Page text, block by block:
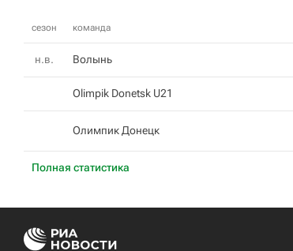
сезон команда
Полная статистика
н.в. Волынь
Olimpik Donetsk U21
Олимпик Донецк